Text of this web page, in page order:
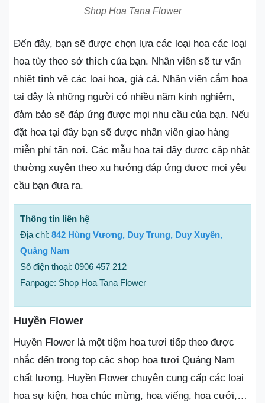
Shop Hoa Tana Flower
Đến đây, bạn sẽ được chọn lựa các loại hoa các loại
hoa tùy theo sở thích của bạn. Nhân viên sẽ tư vấn
nhiệt tình về các loại hoa, giá cả. Nhân viên cắm hoa
tại đây là những người có nhiều năm kinh nghiệm,
đảm bảo sẽ đáp ứng được mọi nhu cầu của bạn. Nếu
đặt hoa tại đây bạn sẽ được nhân viên giao hàng
miễn phí tận nơi. Các mẫu hoa tại đây được cập nhật
thường xuyên theo xu hướng đáp ứng được mọi yêu
cầu bạn đưa ra.
Thông tin liên hệ
Địa chỉ: 842 Hùng Vương, Duy Trung, Duy Xuyên,
Quảng Nam
Số điện thoại: 0906 457 212
Fanpage: Shop Hoa Tana Flower
Huyền Flower
Huyền Flower là một tiệm hoa tươi tiếp theo được
nhắc đến trong top các shop hoa tươi Quảng Nam
chất lượng. Huyền Flower chuyên cung cấp các loại
hoa sự kiện, hoa chúc mừng, hoa viếng, hoa cưới,…